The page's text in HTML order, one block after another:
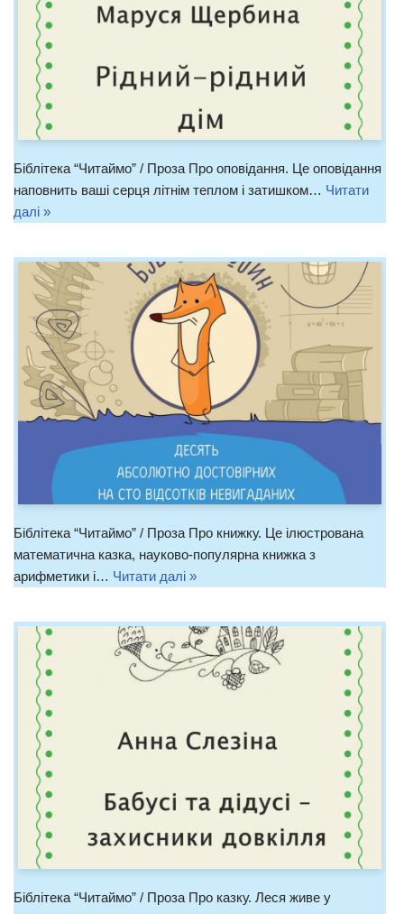
Біблітека “Читаймо” / Проза Про оповідання. Це оповідання
наповнить ваші серця літнім теплом і затишком… Читати
далі »
Біблітека “Читаймо” / Проза Про книжку. Це ілюстрована
математична казка, науково-популярна книжка з
арифметики і… Читати далі »
Біблітека “Читаймо” / Проза Про казку. Леся живе у